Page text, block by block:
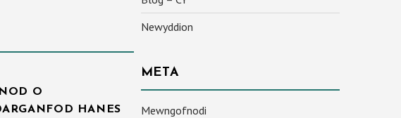
O
HANES
Newyddion
META
Mewngofnodi